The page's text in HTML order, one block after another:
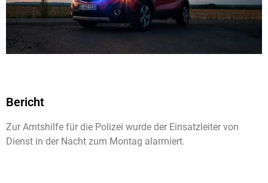
Bericht
Zur Amtshilfe für die Polizei wurde der Einsatzleiter von
Dienst in der Nacht zum Montag alarmiert.